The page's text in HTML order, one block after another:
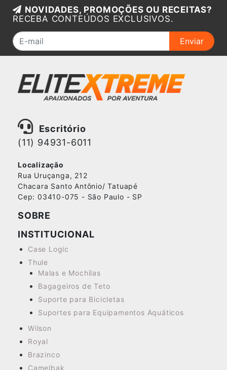
NOVIDADES, PROMOÇÕES OU RECEITAS?
RECEBA CONTEÚDOS EXCLUSIVOS.
Enviar
Escritório
(11) 94931-6011
Localização
Rua Uruçanga, 212
Chacara Santo Antônio/ Tatuapé
Cep: 03410-075 - São Paulo - SP
SOBRE
INSTITUCIONAL
Case Logic
Thule
Malas e Mochilas
Bagageiros de Teto
Suporte para Bicicletas
Suportes para Equipamentos Aquáticos
Wilson
Royal
Brazinco
Camelbak